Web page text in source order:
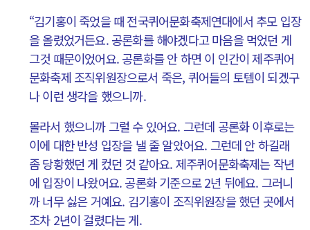
“김기홍이 죽었을 때 전국퀴어문화축제연대에서 추모 입장
을 올렸었거든요. 공론화를 해야겠다고 마음을 먹었던 게
그것 때문이었어요. 공론화를 안 하면 이 인간이 제주퀴어
문화축제 조직위원장으로서 죽은, 퀴어들의 토템이 되겠구
나 이런 생각을 했으니까.
몰라서 했으니까 그럴 수 있어요. 그런데 공론화 이후로는
이에 대한 반성 입장을 낼 줄 알았어요. 그런데 안 하길래
좀 당황했던 게 컸던 것 같아요. 제주퀴어문화축제는 작년
에 입장이 나왔어요. 공론화 기준으로 2년 뒤에요. 그러니
까 너무 싫은 거예요. 김기홍이 조직위원장을 했던 곳에서
조차 2년이 걸렸다는 게.